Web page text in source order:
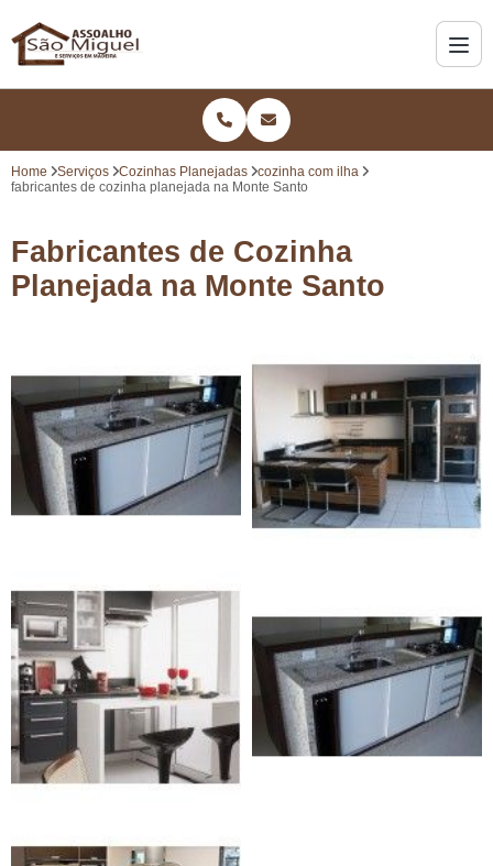
Home Serviços Cozinhas Planejadas
cozinha com ilha
fabricantes de cozinha planejada na Monte Santo
Fabricantes de Cozinha
Planejada na Monte Santo